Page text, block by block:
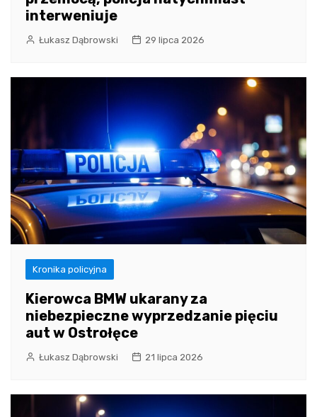
interweniuje
Łukasz Dąbrowski 29 lipca 2026
Kronika policyjna
Kierowca BMW ukarany za
niebezpieczne wyprzedzanie pięciu
aut w Ostrołęce
Łukasz Dąbrowski 21 lipca 2026